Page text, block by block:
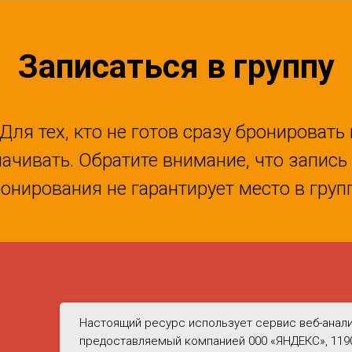
Записаться в группу
тех, кто не готов сразу бронировать
Обратите внимание, что запись
не гарантирует место в
законом от 27.07.2006 N° 152-ФЗ «О персональных
г. N° 152-Ф3 «О персональных данных» (с изменениями и
Настоящий ресурс использует сервис веб-
предоставляемый компанией 000 «ЯНДЕКС»,